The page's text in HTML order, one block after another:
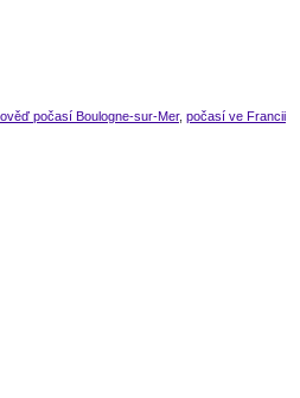
počasí Boulogne-sur-Mer, počasí ve Francii